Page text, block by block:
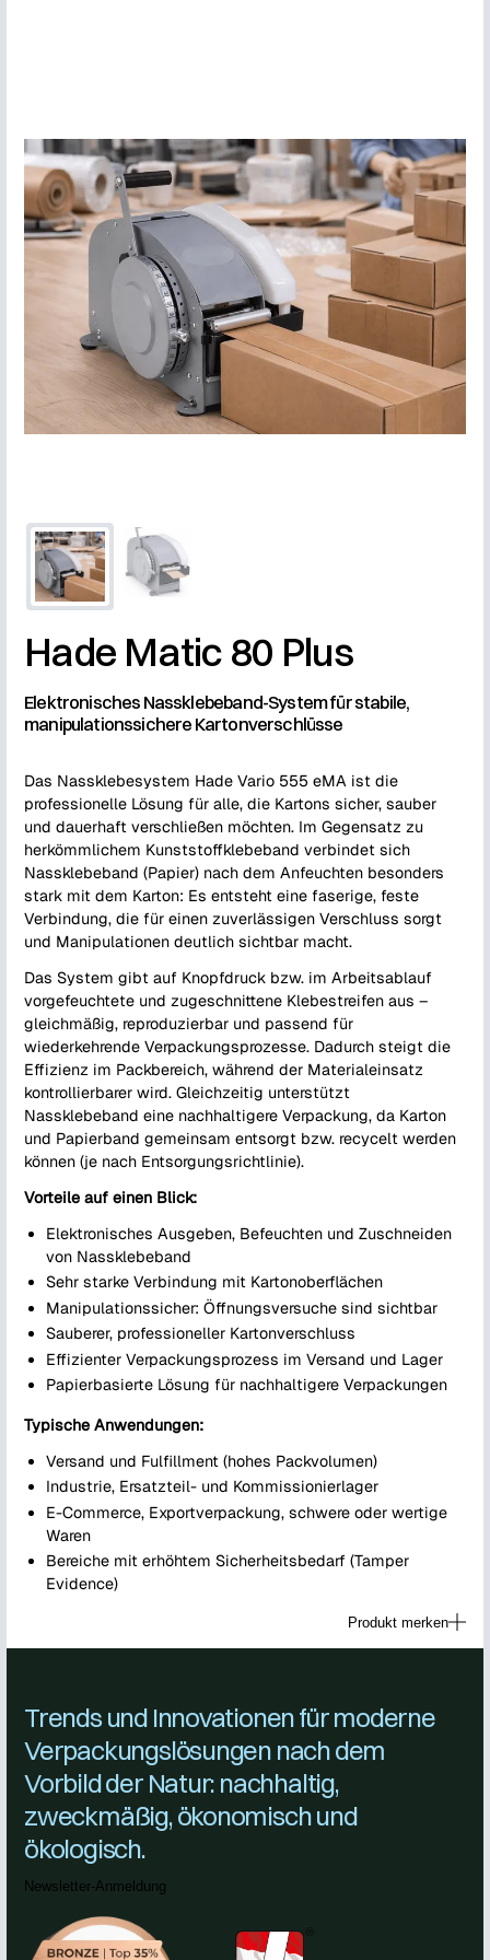
Hade Matic 80 Plus
Elektronisches Nassklebeband-System für stabile,
manipulationssichere Kartonverschlüsse
Das Nassklebesystem Hade Vario 555 eMA ist die
professionelle Lösung für alle, die Kartons sicher, sauber
und dauerhaft verschließen möchten. Im Gegensatz zu
herkömmlichem Kunststoffklebeband verbindet sich
Nassklebeband (Papier) nach dem Anfeuchten besonders
stark mit dem Karton: Es entsteht eine faserige, feste
Verbindung, die für einen zuverlässigen Verschluss sorgt
und Manipulationen deutlich sichtbar macht.
Das System gibt auf Knopfdruck bzw. im Arbeitsablauf
vorgefeuchtete und zugeschnittene Klebestreifen aus –
gleichmäßig, reproduzierbar und passend für
wiederkehrende Verpackungsprozesse. Dadurch steigt die
Effizienz im Packbereich, während der Materialeinsatz
kontrollierbarer wird. Gleichzeitig unterstützt
Nassklebeband eine nachhaltigere Verpackung, da Karton
und Papierband gemeinsam entsorgt bzw. recycelt werden
können (je nach Entsorgungsrichtlinie).
Vorteile auf einen Blick:
Elektronisches Ausgeben, Befeuchten und Zuschneiden
von Nassklebeband
Sehr starke Verbindung mit Kartonoberflächen
Manipulationssicher: Öffnungsversuche sind sichtbar
Sauberer, professioneller Kartonverschluss
Effizienter Verpackungsprozess im Versand und Lager
Papierbasierte Lösung für nachhaltigere Verpackungen
Typische Anwendungen:
Versand und Fulfillment (hohes Packvolumen)
Industrie, Ersatzteil- und Kommissionierlager
E-Commerce, Exportverpackung, schwere oder wertige
Waren
Bereiche mit erhöhtem Sicherheitsbedarf (Tamper
Evidence)
Produkt merken
Trends und Innovationen für moderne
Verpackungslösungen nach dem
Vorbild der Natur: nachhaltig,
zweckmäßig, ökonomisch und
ökologisch.
Newsletter-Anmeldung